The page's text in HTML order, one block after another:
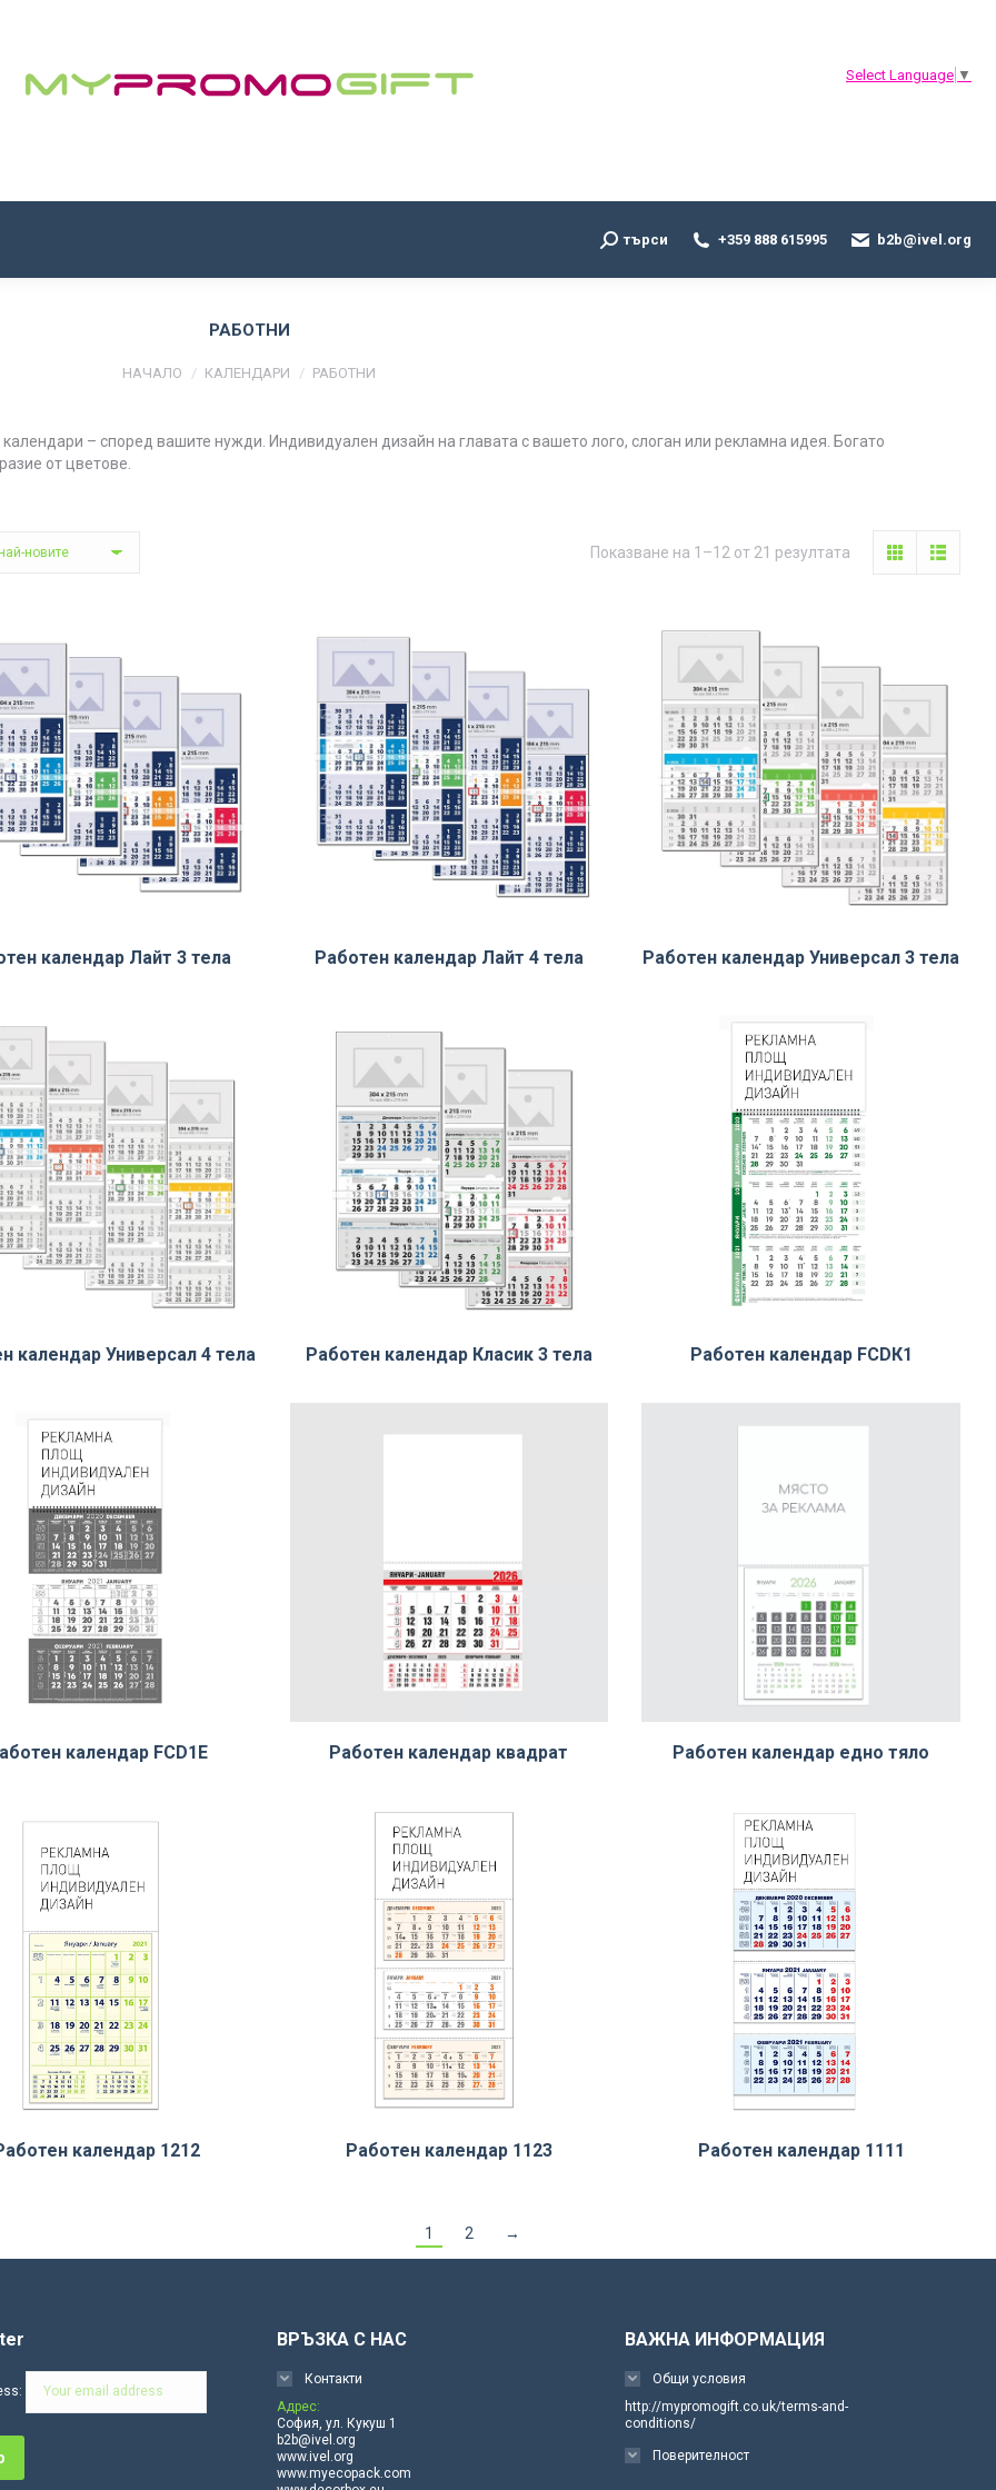
Select Language ▼
Search:
търси +359 888 615995 b2b@ivel.org
РАБОТНИ
You are here:
НАЧАЛО КАЛЕНДАРИ РАБОТНИ
– според вашите нужди. Индивидуален дизайн на главата с вашето лого, слоган или рекламна идея. Богато
от цветове.
Показване на 1–12 от 21 резултата Sorted
календар Лайт 3 тела Работен календар Лайт 4 тела Работен календар Универсал 3 тела
календар Универсал 4 тела Работен календар Класик 3 тела Работен календар FCDК1
календар FCD1E Работен календар квадрат Работен календар едно тяло
календар 1212 Работен календар 1123 Работен календар 1111
1 2 →
ВРЪЗКА С НАС
Контакти
Адрес:
София, ул. Кукуш 1
b2b@ivel.org
www.ivel.org
www.myecopack.com
ВАЖНА ИНФОРМАЦИЯ
Общи условия
http://mypromogift.co.uk/terms-and-
conditions/
Поверителност